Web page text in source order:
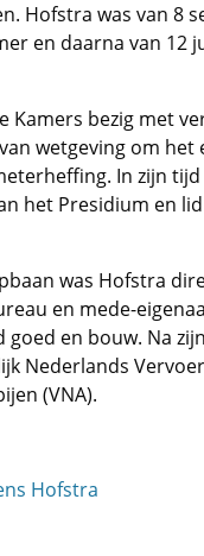
Hofstra was van 8
en daarna van 12
Kamers bezig met
wetgeving om
In zijn
het Presidium en
was Hofstra
en mede-
en bouw. Na
Nederlands
(VNA).
Hofstra